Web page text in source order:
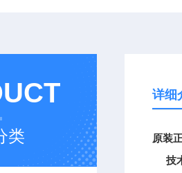
类
详细
原装
技